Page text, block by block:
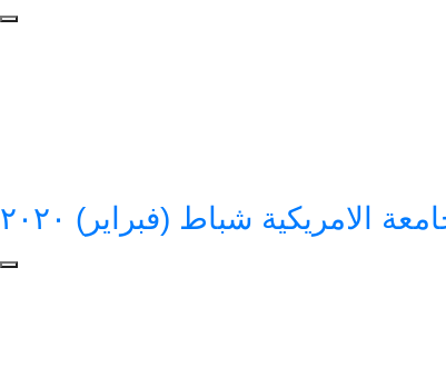
الامريكية شباط (فبراير) ٢٠٢٠